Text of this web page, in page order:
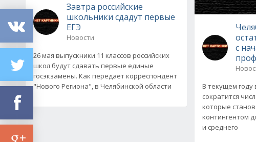
Завтра российские
школьники сдадут первые
ЕГЭ
Новости
26 мая выпускники 11 классов российских
школ будут сдавать первые единые
госэкзамены. Как передает корреспондент
"Нового Региона", в Челябинской области
с
В текущем году
сократится
которые
контингентом
и среднего